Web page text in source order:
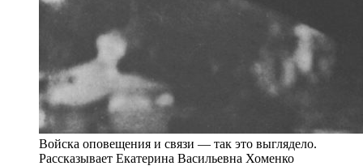
Войска оповещения и связи — так это выглядело.
Рассказывает Екатерина Васильевна Хоменко